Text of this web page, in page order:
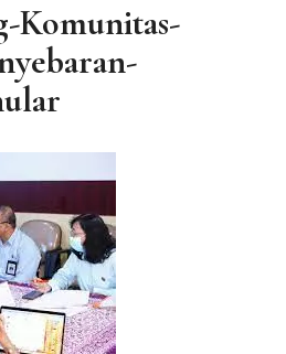
Komunitas-